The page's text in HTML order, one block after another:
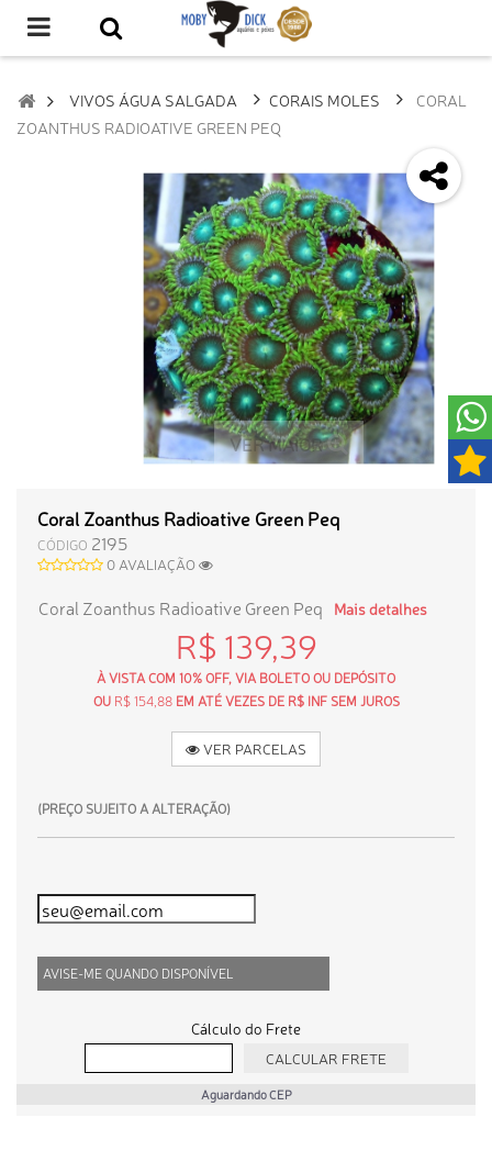
VIVOS ÁGUA SALGADA CORAIS MOLES
CORAL
ZOANTHUS RADIOATIVE GREEN PEQ
VER MAIOR
Coral Zoanthus Radioative Green Peq
CÓDIGO 2195
0 AVALIAÇÃO
Coral Zoanthus Radioative Green Peq Mais detalhes
R$ 139,39
À VISTA COM 10% OFF, VIA BOLETO OU DEPÓSITO
OU R$ 154,88EM ATÉ VEZES DE R$ INF SEM JUROS
VER PARCELAS
(PREÇO SUJEITO A ALTERAÇÃO)
AVISE-ME QUANDO DISPONÍVEL
Cálculo do Frete
Aguardando CEP